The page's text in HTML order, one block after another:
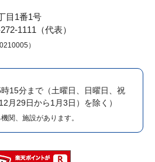
目1番1号
1111（代表）
）
15分まで （土曜日、日曜日、祝
月29日から1月3日）を除く）
関、施設があります。